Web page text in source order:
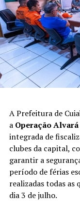
A Prefeitura de
a Operação
integrada de
clubes da capital,
garantir a
período de férias
realizadas todas as
dia 3 de julho.